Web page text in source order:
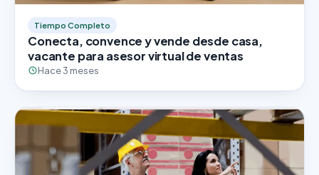
Tiempo Completo
Conecta, convence y vende desde casa,
vacante para asesor virtual de ventas
Hace 3 meses